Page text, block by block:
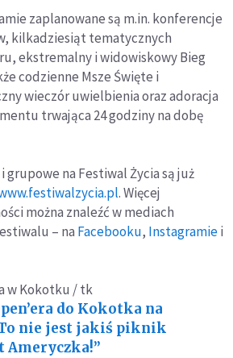
zaplanowane są m.in. konferencje
kilkadziesiąt tematycznych
ekstremalny i widowiskowy Bieg
codzienne Msze Święte i
wieczór uwielbienia oraz adoracja
trwająca 24 godziny na dobę
na Festiwal Życia są już
. Więcej
można znaleźć w mediach
– na Facebooku, Instagramiei
w Kokotku / tk
do Kokotka na
nie jest jakiś piknik
Ameryczka!”